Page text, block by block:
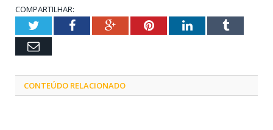
COMPARTILHAR:
TwitterFacebookGoogle+PinterestLinkedInTumblr
Email
CONTEÚDO RELACIONADO